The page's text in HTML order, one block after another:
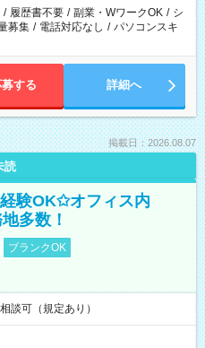
/ 履歴書不要 / 副業・WワークOK / シ
募集 / 電話対応なし / パソコンスキ
募する 詳細へ
掲載日：2026.08.07
読
験OK✩オフィス内
多数！
ブランクOK
可（規定あり）